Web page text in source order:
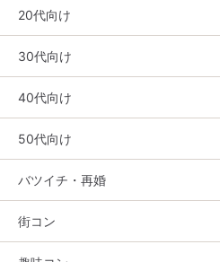
20代向け
30代向け
40代向け
50代向け
バツイチ・再婚
街コン